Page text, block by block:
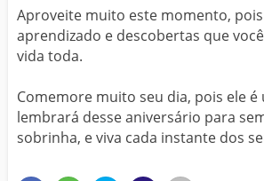
Aproveite muito este momento,
aprendizado e descobertas que
vida toda.
Comemore muito seu dia, pois ele é
lembrará desse aniversário para
sobrinha, e viva cada instante dos